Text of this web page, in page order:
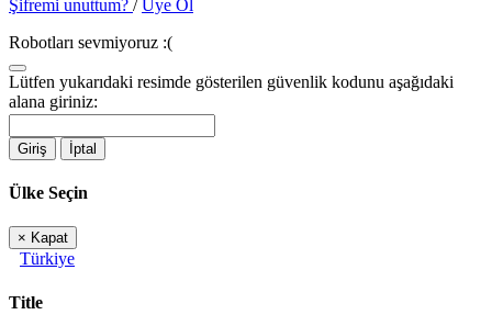
Şifremi unuttum? /Üye Ol
Robotları sevmiyoruz :(
Lütfen yukarıdaki resimde gösterilen güvenlik kodunu aşağıdaki
alana giriniz:
Giriş İptal
Ülke Seçin
× Kapat
Türkiye
Title